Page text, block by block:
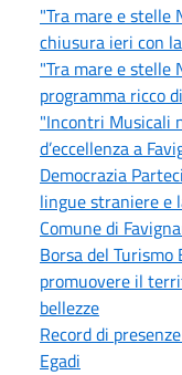
"Tra mare e stelle
chiusura ieri con
"Tra mare e stelle
programma ricco
"Incontri Musicali
d’eccellenza a
Democrazia
lingue straniere e
Comune di
Borsa del
promuovere il
bellezze
Record di
Egadi